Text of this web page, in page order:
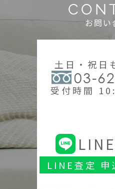
お問い
土日・祝日
03-
受付時間
LINE査定 申